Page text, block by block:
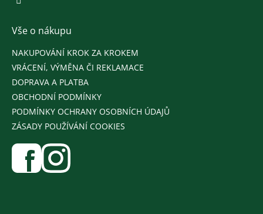
Vše o nákupu
NAKUPOVÁNÍ KROK ZA KROKEM
VRÁCENÍ, VÝMĚNA ČI REKLAMACE
DOPRAVA A PLATBA
OBCHODNÍ PODMÍNKY
PODMÍNKY OCHRANY OSOBNÍCH ÚDAJŮ
ZÁSADY POUŽÍVÁNÍ COOKIES